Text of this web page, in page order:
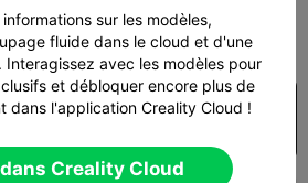

$7.99/Month
sur les modèles,
fluide dans le cloud et d'une
Interagissez avec les modèles pour
et débloquer encore plus de
dans l'application Creality Cloud !
Creality Cloud